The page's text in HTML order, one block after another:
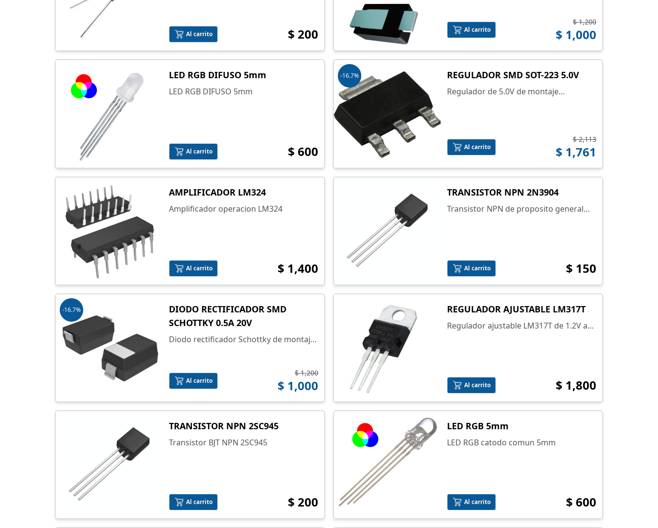
Al carrito $ 200 Al carrito
$ 1,200
$ 1,000
LED RGB DIFUSO 5mm
LED RGB DIFUSO 5mm
Al carrito $ 600
-16.7% REGULADOR SMD SOT-223 5.0V
Regulador de 5.0V de montaje
Al carrito
$ 2,113
$ 1,761
AMPLIFICADOR LM324
Amplificador operacion LM324
Al carrito $ 1,400
TRANSISTOR NPN 2N3904
Transistor NPN de proposito general
Al carrito $ 150
-16.7%
DIODO RECTIFICADOR SMD
SCHOTTKY 0.5A 20V
Diodo rectificador Schottky de montaje
Al carrito
$ 1,200
$ 1,000
REGULADOR AJUSTABLE LM317T
Regulador ajustable LM317T de 1.2V a
Al carrito $ 1,800
TRANSISTOR NPN 2SC945
Transistor BJT NPN 2SC945
Al carrito $ 200
LED RGB 5mm
LED RGB catodo comun 5mm
Al carrito $ 600